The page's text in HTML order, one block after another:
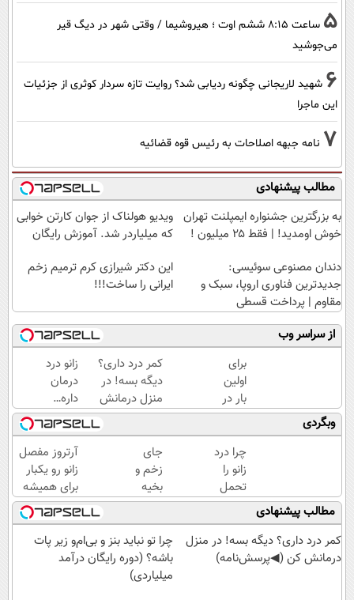
5
ساعت ۸:۱۵ ششم اوت ؛ هیروشیما / وقتی شهر در دیگ قیر
می‌جوشید
6 شهید لاریجانی چگونه ردیابی شد؟ روایت تازه سردار کوثری از جزئیات
این ماجرا
7 نامه جبهه اصلاحات به رئیس قوه قضائیه
مطالب پیشنهادی
به بزرگترین جشنواره ایمپلنت تهران
خوش اومدید! | فقط ۲۵ میلیون !
ویدیو هولناک از جوان کارتن خوابی
که میلیاردر شد. آموزش رایگان
دندان مصنوعی سوئیسی:
جدیدترین فناوری اروپا، سبک و
مقاوم | پرداخت قسطی
این دکتر شیرازی کرم ترمیم زخم
ایرانی را ساخت!!!
از سراسر وب
برای
اولین
بار در
ایران
🇮🇷
این
دکتر
کرم
ترمیم
کننده
23
روزه
کمر درد داری؟
دیگه بسه! در
منزل درمانش
کن
(◀پرسش‌نامه)
زانو درد
درمان
داره…
چرا
هنوز
داری
بهش
ظلم
می‌کنی؟
وبگردی
چرا درد
زانو را
تحمل
می‌کنی؟
خیلی
ساده
درمنزل
جای
زخم و
بخیه
داری؟؟
3
هفته‌ای
محوش
کن!
آرتروز مفصل
زانو رو یکبار
برای همیشه
درمان کن!
◗پرسش‌نامه◖
مطالب پیشنهادی
کمر درد داری؟ دیگه بسه! در منزل
درمانش کن (◀پرسش‌نامه)
چرا تو نباید بنز و بی‌ام‌و زیر پات
باشه؟ (دوره رایگان درآمد
میلیاردی)